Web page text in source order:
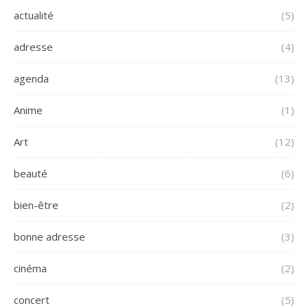
actualité (5)
adresse (4)
agenda (13)
Anime (1)
Art (12)
beauté (6)
bien-être (2)
bonne adresse (3)
cinéma (2)
concert (5)